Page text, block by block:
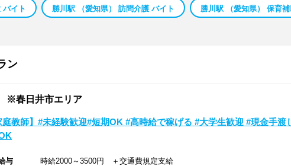
バイト 勝川駅 （愛知県） 訪問介護 バイト 勝川駅 （愛知県） 保育補
ン
※春日井市エリア
庭教師】#未経験歓迎#短期OK #高時給で稼げる #大学生歓迎 #現金手渡
与
時給2000～3500円 ＋交通費規定支給